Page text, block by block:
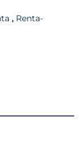
, Renta-